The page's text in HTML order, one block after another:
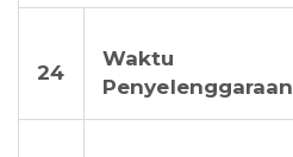
24
Waktu
Penyelenggaraan